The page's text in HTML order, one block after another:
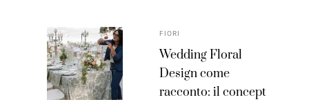
FIORI
Wedding Floral
Design come
racconto: il concept